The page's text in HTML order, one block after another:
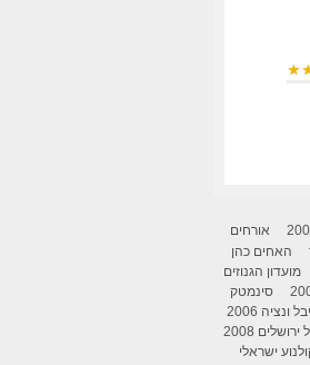
אורחים
האחים כהן
מועדון הגנוזים
סינמטק
ונציה 2006
2008
ישראלי